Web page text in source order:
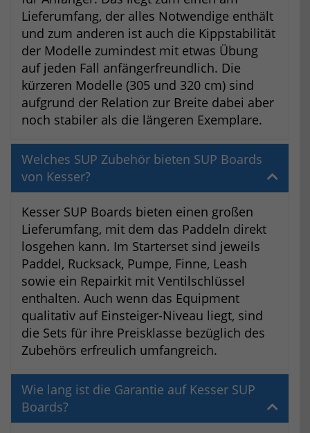
Lieferumfang, der alles Notwendige enthält
und zum anderen ist auch die Kippstabilität
der Modelle zumindest mit etwas Übung
auf jeden Fall anfängerfreundlich. Die
kürzeren Modelle (305 und 320 cm) sind
aufgrund der Relation zur Breite dabei aber
noch stabiler als die längeren Exemplare.
Welches SUP Zubehör bieten SUP Boards
von Kesser?
Kesser SUP Boards bieten einen großen
Lieferumfang, mit dem das Paddeln direkt
losgehen kann. Im Starterset sind jeweils
Paddel, Rucksack, Pumpe, Finne, Leash
sowie ein Repairkit mit Ventilschlüssel
enthalten. Auch wenn das Equipment
qualitativ auf Einsteiger-Niveau liegt, sind
die Sets für ihre Preisklasse bezüglich des
Zubehörs erfreulich umfangreich.
Wie lang ist die Garantie auf Kesser SUP
Boards?